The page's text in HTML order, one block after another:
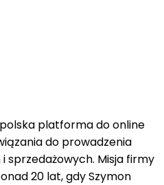
polska platforma do online
do prowadzenia
sprzedażowych. Misja firmy
20 lat, gdy Szymon